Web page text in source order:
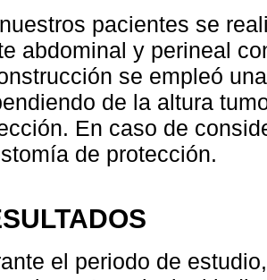
pacientes se
abdominal y perineal
se empleó
de la altura
En caso de
de protección.
el periodo de